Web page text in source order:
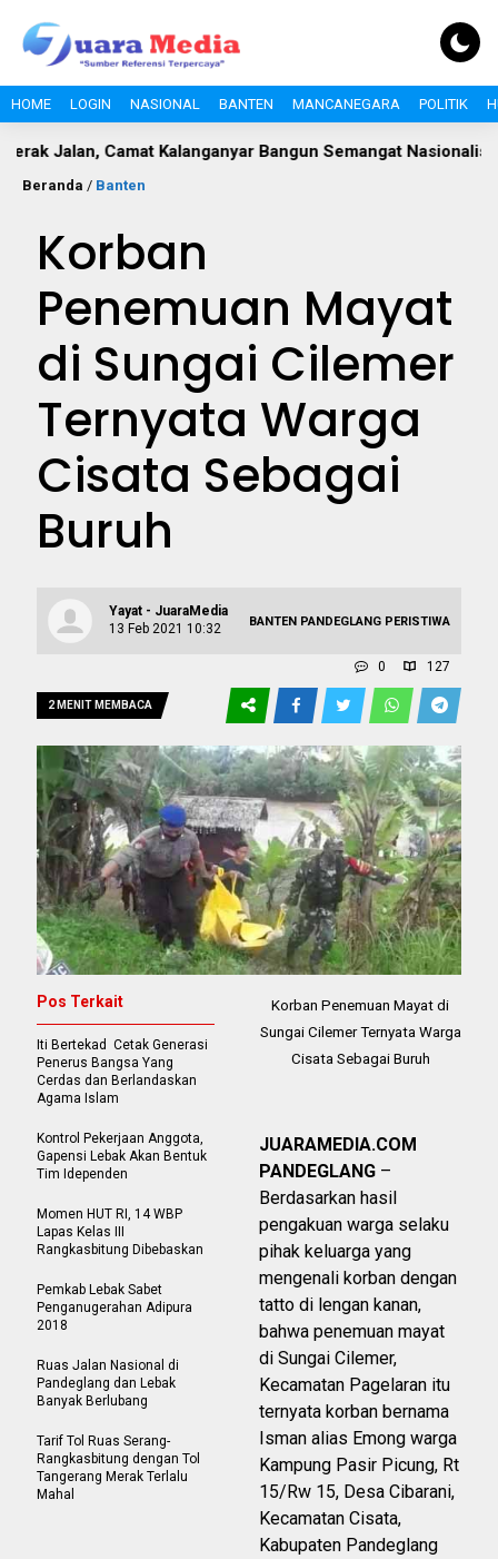
HOME LOGIN NASIONAL BANTEN MANCANEGARA POLITIK
Camat Kalanganyar Bangun Semangat Nasionalisme Pelajar
Beranda / Banten
Korban
Penemuan Mayat
di Sungai Cilemer
Ternyata Warga
Cisata Sebagai
Buruh
Yayat - JuaraMedia
13 Feb 2021 10:32
BANTEN PANDEGLANG PERISTIWA
0 127
2 MENIT MEMBACA
Korban Penemuan Mayat di
Sungai Cilemer Ternyata Warga
Cisata Sebagai Buruh
JUARAMEDIA.COM
PANDEGLANG –
Berdasarkan hasil
pengakuan warga selaku
pihak keluarga yang
mengenali korban dengan
tatto di lengan kanan,
bahwa penemuan mayat
di Sungai Cilemer,
Kecamatan Pagelaran itu
ternyata korban bernama
Isman alias Emong warga
Kampung Pasir Picung, Rt
15/Rw 15, Desa Cibarani,
Kecamatan Cisata,
Kabupaten Pandeglang
Pos Terkait
Iti Bertekad Cetak Generasi
Penerus Bangsa Yang
Cerdas dan Berlandaskan
Agama Islam
Kontrol Pekerjaan Anggota,
Gapensi Lebak Akan Bentuk
Tim Idependen
‎Momen HUT RI, 14 WBP
Lapas Kelas III
Rangkasbitung Dibebaskan
Pemkab Lebak Sabet
Penganugerahan Adipura
2018
Ruas Jalan Nasional di
Pandeglang dan Lebak
Banyak Berlubang
Tarif Tol Ruas Serang-
Rangkasbitung dengan Tol
Tangerang Merak Terlalu
Mahal